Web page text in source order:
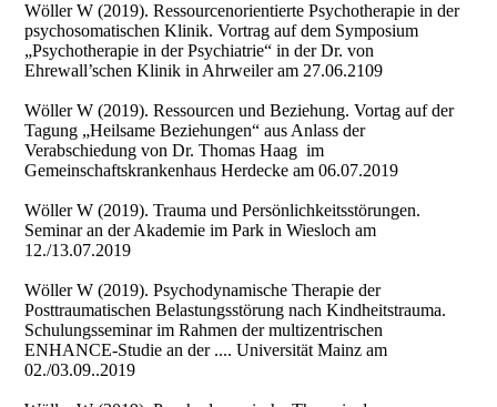
Wöller W (2019). Ressourcenorientierte Psychotherapie in der
psychosomatischen Klinik. Vortrag auf dem Symposium
„Psychotherapie in der Psychiatrie“ in der Dr. von
Ehrewall’schen Klinik in Ahrweiler am 27.06.2109
Wöller W (2019). Ressourcen und Beziehung. Vortag auf der
Tagung „Heilsame Beziehungen“ aus Anlass der
Verabschiedung von Dr. Thomas Haag im
Gemeinschaftskrankenhaus Herdecke am 06.07.2019
Wöller W (2019). Trauma und Persönlichkeitsstörungen.
Seminar an der Akademie im Park in Wiesloch am
12./13.07.2019
Wöller W (2019). Psychodynamische Therapie der
Posttraumatischen Belastungsstörung nach Kindheitstrauma.
Schulungsseminar im Rahmen der multizentrischen
ENHANCE-Studie an der .... Universität Mainz am
02./03.09..2019